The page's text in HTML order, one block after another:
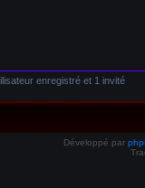
enregistré et 1 invité
Développé par